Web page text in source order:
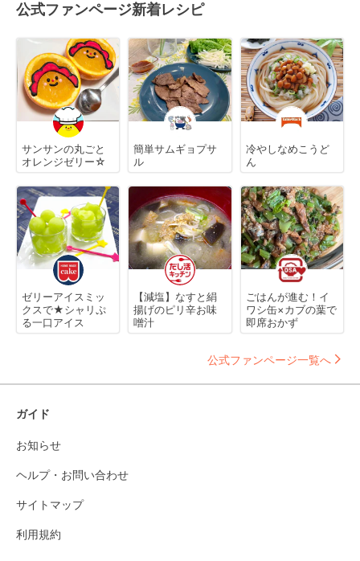
公式ファンページ新着レシピ
サンサンの丸ごと
オレンジゼリー☆
簡単サムギョプサ
ル
冷やしなめこうど
ん
ゼリーアイスミッ
クスで★シャリぷ
る一口アイス
【減塩】なすと絹
揚げのピリ辛お味
噌汁
ごはんが進む！イ
ワシ缶×カブの葉で
即席おかず
公式ファンページ一覧へ
ガイド
お知らせ
ヘルプ・お問い合わせ
サイトマップ
利用規約